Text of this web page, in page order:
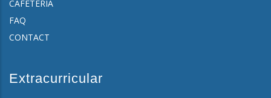
CAFETERIA
FAQ
CONTACT
Extracurricular